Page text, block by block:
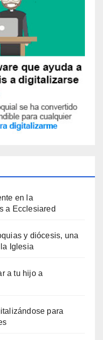
en la
a Ecclesiared
y diócesis, una
Iglesia
a tu hijo a
para